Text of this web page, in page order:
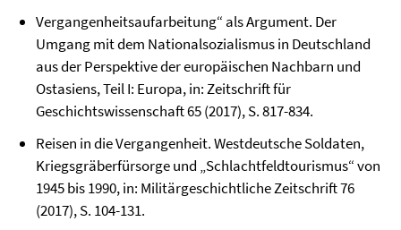
Vergangenheitsaufarbeitung“ als Argument. Der
Umgang mit dem Nationalsozialismus in Deutschland
aus der Perspektive der europäischen Nachbarn und
Ostasiens, Teil I: Europa, in: Zeitschrift für
Geschichtswissenschaft 65 (2017), S. 817-834.
Reisen in die Vergangenheit. Westdeutsche Soldaten,
Kriegsgräberfürsorge und „Schlachtfeldtourismus“ von
1945 bis 1990, in: Militärgeschichtliche Zeitschrift 76
(2017), S. 104-131.